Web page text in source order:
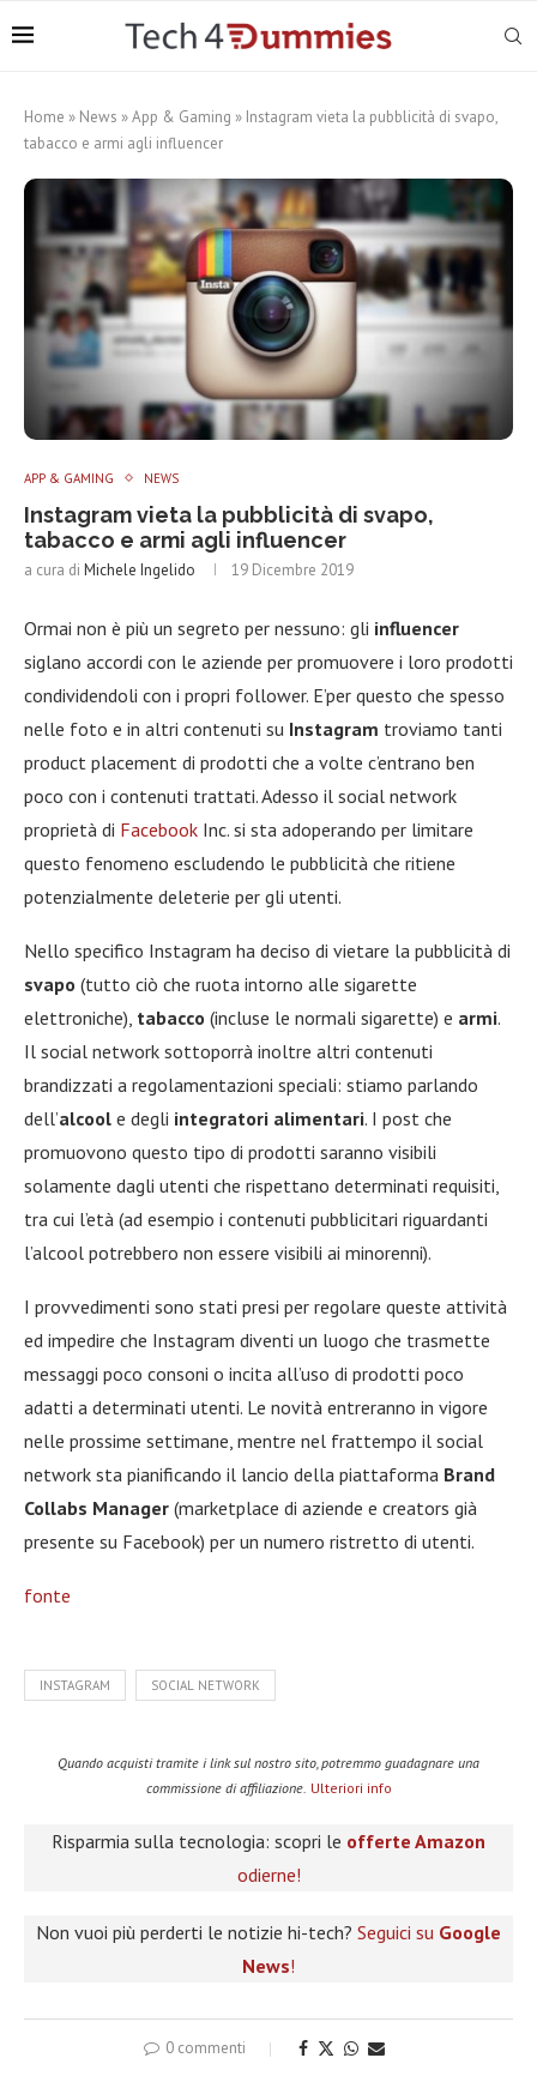
Home » News »App & Gaming » Instagram vieta la pubblicità di svapo,
tabacco e armi agli influencer
APP & GAMING NEWS
Instagram vieta la pubblicità di svapo,
tabacco e armi agli influencer
a cura di Michele Ingelido 19 Dicembre 2019
Ormai non è più un segreto per nessuno: gli influencer
siglano accordi con le aziende per promuovere i loro prodotti
condividendoli con i propri follower. E’per questo che spesso
nelle foto e in altri contenuti su Instagram troviamo tanti
product placement di prodotti che a volte c’entrano ben
poco con i contenuti trattati. Adesso il social network
proprietà di Facebook Inc. si sta adoperando per limitare
questo fenomeno escludendo le pubblicità che ritiene
potenzialmente deleterie per gli utenti.
Nello specifico Instagram ha deciso di vietare la pubblicità di
svapo (tutto ciò che ruota intorno alle sigarette
elettroniche), tabacco (incluse le normali sigarette) e armi.
Il social network sottoporrà inoltre altri contenuti
brandizzati a regolamentazioni speciali: stiamo parlando
dell’alcool e degli integratori alimentari. I post che
promuovono questo tipo di prodotti saranno visibili
solamente dagli utenti che rispettano determinati requisiti,
tra cui l’età (ad esempio i contenuti pubblicitari riguardanti
l’alcool potrebbero non essere visibili ai minorenni).
I provvedimenti sono stati presi per regolare queste attività
ed impedire che Instagram diventi un luogo che trasmette
messaggi poco consoni o incita all’uso di prodotti poco
adatti a determinati utenti. Le novità entreranno in vigore
nelle prossime settimane, mentre nel frattempo il social
network sta pianificando il lancio della piattaforma Brand
Collabs Manager (marketplace di aziende e creators già
presente su Facebook) per un numero ristretto di utenti.
fonte
INSTAGRAM SOCIAL NETWORK
Quando acquisti tramite i link sul nostro sito, potremmo guadagnare una
commissione di affiliazione. Ulteriori info
Risparmia sulla tecnologia: scopri le offerte Amazon
odierne!
Non vuoi più perderti le notizie hi-tech? Seguici su Google
News!
0 commenti